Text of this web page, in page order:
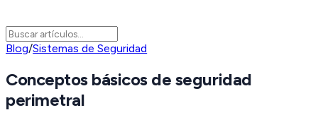
Blog/Sistemas de Seguridad
Conceptos básicos de seguridad
perimetral